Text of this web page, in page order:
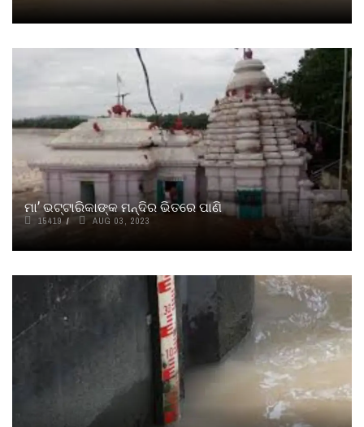
ମା’ ଭଟ୍ଟାରିକାଙ୍କ ମନ୍ଦିର ଭିତରେ ପାଣି
15419 AUG 03, 2023